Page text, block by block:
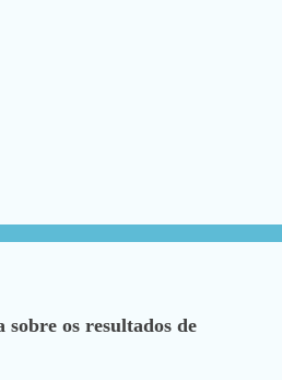
os resultados de